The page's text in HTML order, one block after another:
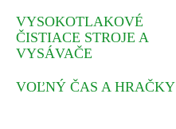
VYSOKOTLAKOVÉ
ČISTIACE STROJE A
VYSÁVAČE
VOĽNÝ ČAS A HRAČKY